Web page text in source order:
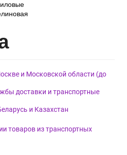
и Московской области (до
доставки и транспортные
и Казахстан
товаров из транспортных